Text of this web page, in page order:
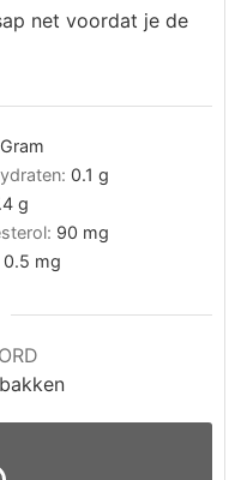
net voordat je de
Gram
0.1 g
g
90 mg
0.5 mg